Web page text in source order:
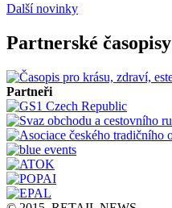
Další novinky
Partnerské časopisy
Partneři